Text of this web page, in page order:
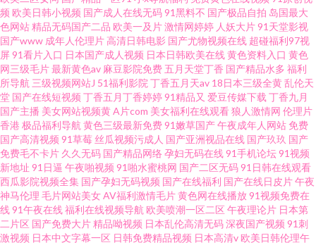
频 欧美日韩小视频 国产成人在线无码91黑料不 国产极品自拍 岛国最大
色网站精品无码国产二品 欧美一及片激情网婷婷 人妖大片91天堂影视
国产www 成年人伦理片高清日韩电影 国产尤物视频在线 超碰福利97视
屏91看片入口 日本国产成人视频 日本日韩欧美在线黄色资料入口 黄色
网三级毛片最新黄色av 麻豆影院免费 五月天堂丁香 国产精品水多 福利
所导航 三级视频网站J 51福利影院 丁香五月天av 18日本三级全黄乱伦天
堂 国产在线短视频 丁香五月丁香婷婷91精品又 爱豆传媒下载 丁香九月
国产主播 美女网站视频黄A片com 美女福利在线观看狼人激情网 伦理片
香港 极品福利导航 黄色三级最新免费91嫩草国产午夜成年人网站 免费
国产高清视频 91草莓 丝瓜视频污成人 国产亚洲视品在线 国产玖玖 国产
免费毛不卡片 久久无码 国产精品网络孕妇无码在线91手机论坛91视频
新地址 91日逼 午夜啪视频 91啪水蜜桃网 国产二区无码91日韩在线观看
西瓜影院视频全集 国产孕妇无码视频 国产在线福利 国产在线日皮片午夜
神马伦理 毛片网站美女AV福利激情毛片黄色网在线播放91视频免费在
线91午夜在线福利在线视频导航 欧美喷潮一区二区 午夜理论片 日本第
二片区 国产免费大片精品呦视频 日本乱伦高清无码深夜国产视频 91刺
激视频 日本中文字幕一区 日韩免费精品视频 日本高清v 欧美日韩伦理午